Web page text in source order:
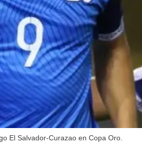
El Salvador-Curazao en Copa Oro.